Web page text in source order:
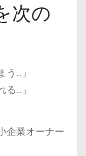
次の
…」
…」
企業オーナー